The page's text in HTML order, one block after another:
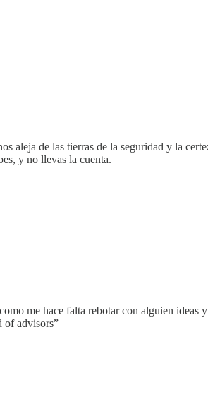
aleja de las tierras de la seguridad y la
y no llevas la cuenta.
me hace falta rebotar con alguien ideas
of advisors”